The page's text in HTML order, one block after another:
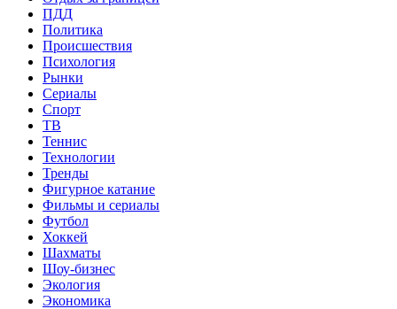
ПДД
Политика
Происшествия
Психология
Рынки
Сериалы
Спорт
ТВ
Теннис
Технологии
Тренды
Фигурное катание
Фильмы и сериалы
Футбол
Хоккей
Шахматы
Шоу-бизнес
Экология
Экономика